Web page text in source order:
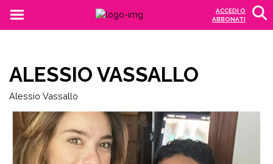
ACCEDI O
ABBONATI
ALESSIO VASSALLO
Alessio Vassallo